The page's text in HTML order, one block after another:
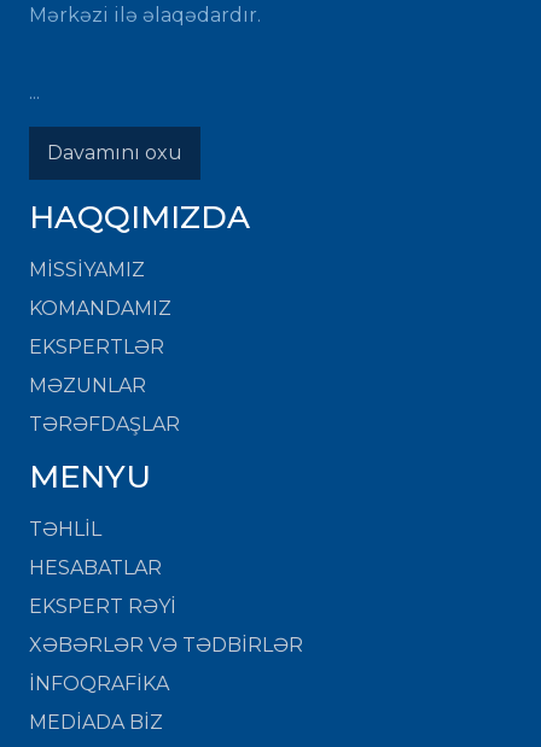
Mərkəzi ilə əlaqədardır.
...
Davamını oxu
HAQQIMIZDA
MISSIYAMIZ
KOMANDAMIZ
EKSPERTLƏR
MƏZUNLAR
TƏRƏFDAŞLAR
MENYU
TƏHLİL
HESABATLAR
EKSPERT RƏYİ
XƏBƏRLƏR VƏ TƏDBİRLƏR
İNFOQRAFİKA
MEDİADA BİZ